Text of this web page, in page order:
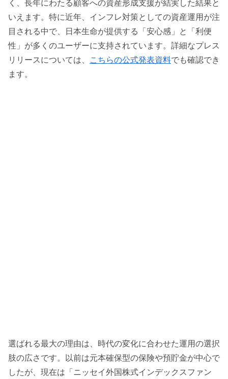
く、長年にわたる顧客への資産形成支援が結実した結果と
いえます。特に近年、インフレ対策としての資産運用が注
目される中で、日本生命が提供する「安心感」と「利便
性」が多くのユーザーに支持されています。詳細なプレス
リリースについては、
こちらの公式発表資料でも確認でき
ます。
選ばれる最大の理由は、時代の変化に合わせた運用の選択
肢の広さです。以前は元本確保型の保険や預貯金が中心で
したが、現在は「ニッセイ外国株式インデックスファン